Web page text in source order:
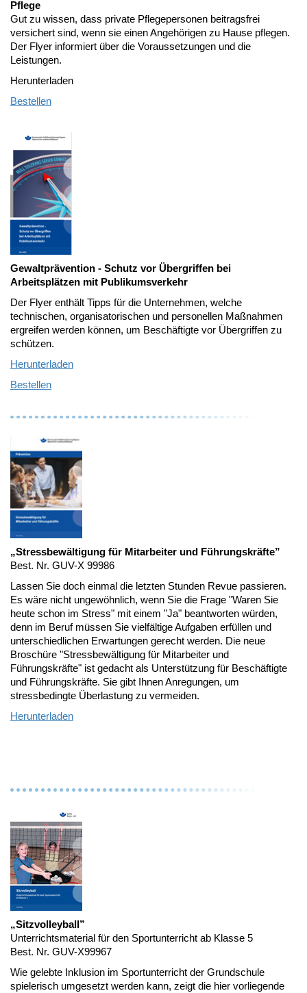
Pflege
Gut zu wissen, dass private Pflegepersonen beitragsfrei
versichert sind, wenn sie einen Angehörigen zu Hause pflegen.
Der Flyer informiert über die Voraussetzungen und die
Leistungen.
Herunterladen
Bestellen
Gewaltprävention - Schutz vor Übergriffen bei
Arbeitsplätzen mit Publikumsverkehr
Der Flyer enthält Tipps für die Unternehmen, welche
technischen, organisatorischen und personellen Maßnahmen
ergreifen werden können, um Beschäftigte vor Übergriffen zu
schützen.
Herunterladen
Bestellen
„Stressbewältigung für Mitarbeiter und Führungskräfte”
Best. Nr. GUV-X 99986
Lassen Sie doch einmal die letzten Stunden Revue passieren.
Es wäre nicht ungewöhnlich, wenn Sie die Frage "Waren Sie
heute schon im Stress" mit einem "Ja" beantworten würden,
denn im Beruf müssen Sie vielfältige Aufgaben erfüllen und
unterschiedlichen Erwartungen gerecht werden. Die neue
Broschüre "Stressbewältigung für Mitarbeiter und
Führungskräfte" ist gedacht als Unterstützung für Beschäftigte
und Führungskräfte. Sie gibt Ihnen Anregungen, um
stressbedingte Überlastung zu vermeiden.
Herunterladen
„Sitzvolleyball”
Unterrichtsmaterial für den Sportunterricht ab Klasse 5
Best. Nr. GUV-X99967
Wie gelebte Inklusion im Sportunterricht der Grundschule
spielerisch umgesetzt werden kann, zeigt die hier vorliegende